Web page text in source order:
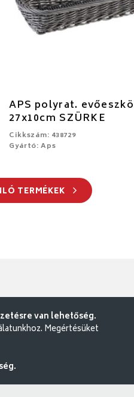
APS polyrat.
27x10cm SZÜRKE
Cikkszám: 438729
Gyártó: Aps
TERMÉKEK
van lehetőség.
Megértésüket